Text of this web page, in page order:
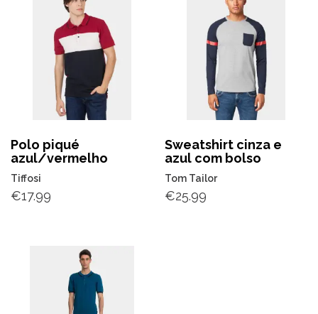
Polo piqué
azul/vermelho
Tiffosi
€17.99
Sweatshirt cinza e
azul com bolso
Tom Tailor
€25.99